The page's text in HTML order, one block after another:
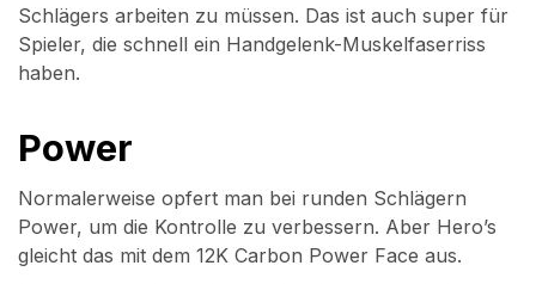
Schlägers arbeiten zu müssen. Das ist auch super für
Spieler, die schnell ein Handgelenk-Muskelfaserriss
haben.
Power
Normalerweise opfert man bei runden Schlägern
Power, um die Kontrolle zu verbessern. Aber Hero’s
gleicht das mit dem 12K Carbon Power Face aus.